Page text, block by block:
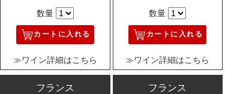
数量
カートに入れる
≫ワイン詳細はこちら
数量
カートに入れる
≫ワイン詳細はこちら
フランス フランス